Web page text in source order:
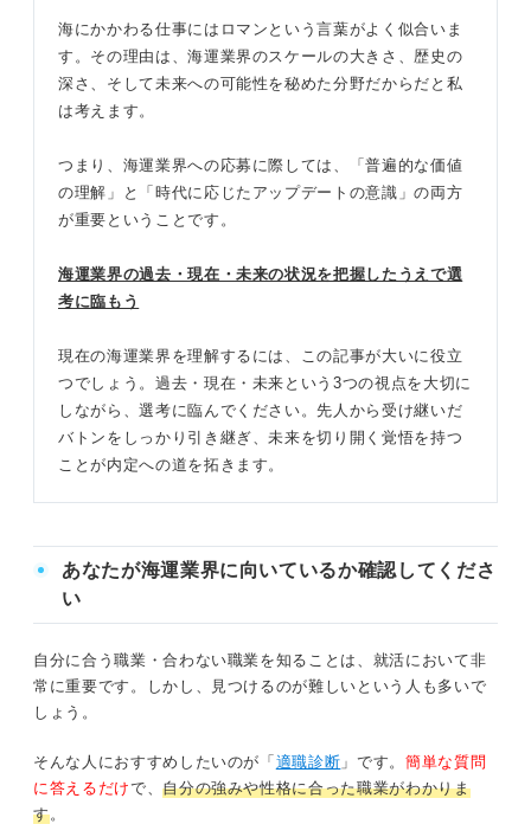
海運業界の全体像を理解して就活を進めよう！
海にかかわる仕事にはロマンという言葉がよく似合いま
す。その理由は、海運業界のスケールの大きさ、歴史の
深さ、そして未来への可能性を秘めた分野だからだと私
は考えます。
つまり、海運業界への応募に際しては、「普遍的な価値
の理解」と「時代に応じたアップデートの意識」の両方
が重要ということです。
海運業界の過去・現在・未来の状況を把握したうえで選
考に臨もう
現在の海運業界を理解するには、この記事が大いに役立
つでしょう。過去・現在・未来という3つの視点を大切に
しながら、選考に臨んでください。先人から受け継いだ
バトンをしっかり引き継ぎ、未来を切り開く覚悟を持つ
ことが内定への道を拓きます。
あなたが海運業界に向いているか確認してくださ
い
自分に合う職業・合わない職業を知ることは、就活において非
常に重要です。しかし、見つけるのが難しいという人も多いで
しょう。
そんな人におすすめしたいのが「 適職診断 」です。 簡単な質問
に答えるだけで、自分の強みや性格に合った職業がわかりま
す。
各企業の違いを押さえる
国際性や志望度をアピールできるよう語学力を鍛える
就職を迷っている人は必見！ 海運業界で働く魅力
世界を舞台に働ける
物流で人々の生活を支えられる
海運業界の志望動機で盛り込みたい3つの要素
③入社後どう活躍できるか
海運業界の志望動機例文5選
例文①コミュニケーション能力を活かしたい
例文②規模の大きい仕事をしたい